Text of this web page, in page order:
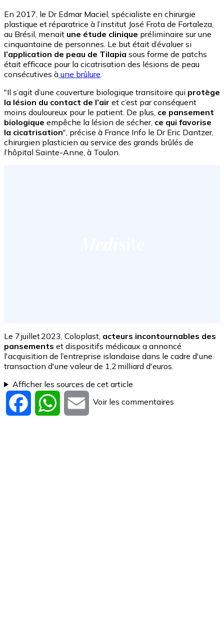
En 2017, le Dr Edmar Maciel, spécialiste en chirurgie
plastique et réparatrice à l’institut José Frota de Fortaleza,
au Brésil, menait une étude clinique préliminaire sur une
cinquantaine de personnes. Le but était d’évaluer si
l’application de peau de Tilapia sous forme de patchs
était efficace pour la cicatrisation des lésions de peau
consécutives à une brûlure.
"Il s’agit d’une couverture biologique transitoire qui protège
la lésion du contact de l’air et c’est par conséquent
moins douloureux pour le patient. De plus, ce pansement
biologique empêche la lésion de sécher, ce qui favorise
la cicatrisation", précise à France Info le Dr Eric Dantzer,
chirurgien plasticien au service des grands brûlés de
l’hôpital Sainte-Anne, à Toulon.
Le 7 juillet 2023, Coloplast, acteurs incontournables des
pansements et dispositifs médicaux a annoncé
l'acquisition de l’entreprise islandaise dans le cadre d'une
transaction d'une valeur de 1,2 milliard d'euros.
Afficher les sources de cet article
Facebook WhatsApp
Email
Voir les commentaires